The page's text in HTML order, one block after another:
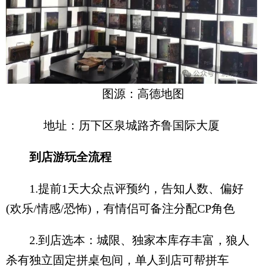
图源：高德地图
地址：历下区泉城路齐鲁国际大厦
到店游玩全流程
1.提前1天大众点评预约，告知人数、偏好
(欢乐/情感/恐怖)，有情侣可备注分配CP角色
2.到店选本：城限、独家本库存丰富，狼人
杀有独立固定拼桌包间，单人到店可帮拼车